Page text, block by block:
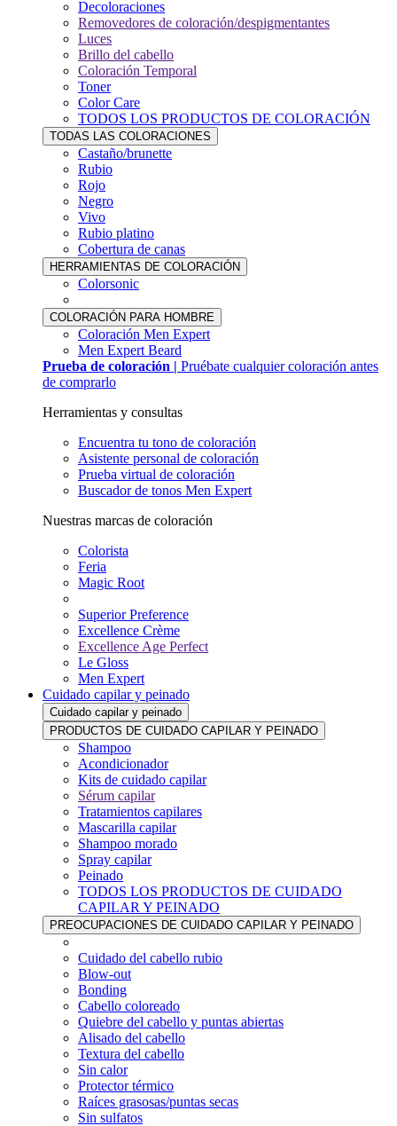
Decoloraciones
Removedores de coloración/despigmentantes
Luces
Brillo del cabello
Coloración Temporal
Toner
Color Care
TODOS LOS PRODUCTOS DE COLORACIÓN
TODAS LAS COLORACIONES
Castaño/brunette
Rubio
Rojo
Negro
Vivo
Rubio platino
Cobertura de canas
HERRAMIENTAS DE COLORACIÓN
Colorsonic
COLORACIÓN PARA HOMBRE
Coloración Men Expert
Men Expert Beard
Prueba de coloración | Pruébate cualquier coloración antes
de comprarlo
Herramientas y consultas
Encuentra tu tono de coloración
Asistente personal de coloración
Prueba virtual de coloración
Buscador de tonos Men Expert
Nuestras marcas de coloración
Colorista
Feria
Magic Root
Superior Preference
Excellence Crème
Excellence Age Perfect
Le Gloss
Men Expert
Cuidado capilar y peinado
Cuidado capilar y peinado
PRODUCTOS DE CUIDADO CAPILAR Y PEINADO
Shampoo
Acondicionador
Kits de cuidado capilar
Sérum capilar
Tratamientos capilares
Mascarilla capilar
Shampoo morado
Spray capilar
Peinado
TODOS LOS PRODUCTOS DE CUIDADO
CAPILAR Y PEINADO
PREOCUPACIONES DE CUIDADO CAPILAR Y PEINADO
Cuidado del cabello rubio
Blow-out
Bonding
Cabello coloreado
Quiebre del cabello y puntas abiertas
Alisado del cabello
Textura del cabello
Sin calor
Protector térmico
Raíces grasosas/puntas secas
Sin sulfatos